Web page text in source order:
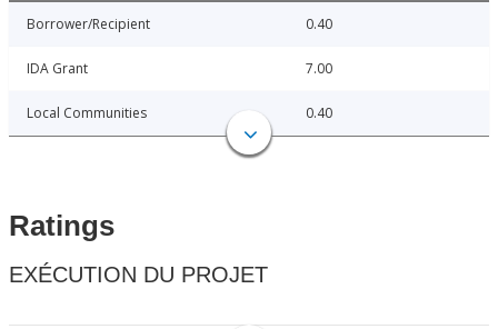
Borrower/Recipient 0.40
IDA Grant 7.00
Local Communities 0.40
Ratings
EXÉCUTION DU PROJET